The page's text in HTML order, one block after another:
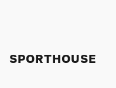
SPORTHOUSE